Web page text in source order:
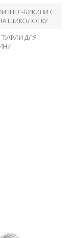
БИКИНИ С
ЩИКОЛОТКУ
ДЛЯ